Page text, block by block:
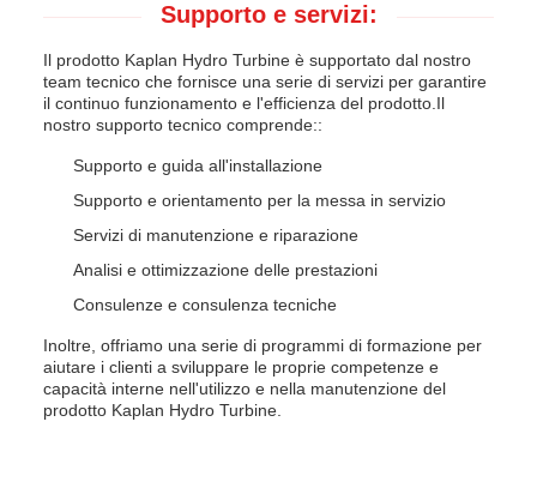
Supporto e servizi:
Il prodotto Kaplan Hydro Turbine è supportato dal nostro
team tecnico che fornisce una serie di servizi per garantire
il continuo funzionamento e l'efficienza del prodotto.Il
nostro supporto tecnico comprende::
Supporto e guida all'installazione
Supporto e orientamento per la messa in servizio
Servizi di manutenzione e riparazione
Analisi e ottimizzazione delle prestazioni
Consulenze e consulenza tecniche
Inoltre, offriamo una serie di programmi di formazione per
aiutare i clienti a sviluppare le proprie competenze e
capacità interne nell'utilizzo e nella manutenzione del
prodotto Kaplan Hydro Turbine.